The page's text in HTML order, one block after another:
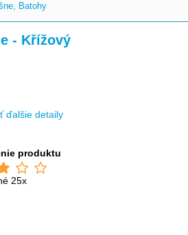
Batohy
- Křížový
ďalšie detaily
produktu
25x